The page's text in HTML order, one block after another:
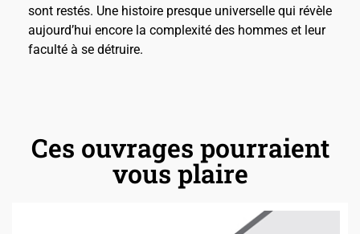
sont restés. Une histoire presque universelle qui révèle
aujourd’hui encore la complexité des hommes et leur
faculté à se détruire.
Ces ouvrages pourraient
vous plaire